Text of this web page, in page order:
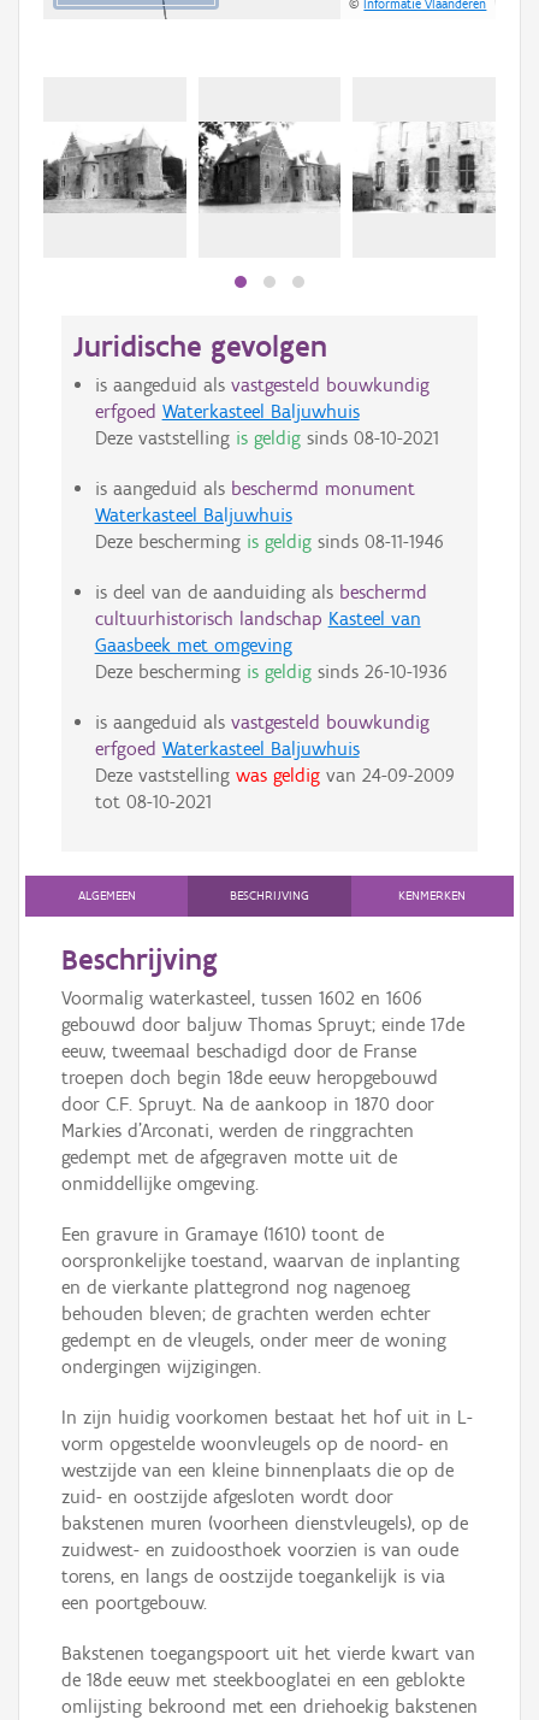
©Informatie Vlaanderen
Juridische gevolgen
is aangeduid als vastgesteld bouwkundig
erfgoed Waterkasteel Baljuwhuis
Deze vaststelling is geldigsinds 08-10-2021
is aangeduid als beschermd monument
Waterkasteel Baljuwhuis
Deze bescherming is geldigsinds 08-11-1946
is deel van de aanduiding als beschermd
cultuurhistorisch landschap Kasteel van
Gaasbeek met omgeving
Deze bescherming is geldigsinds 26-10-1936
is aangeduid als vastgesteld bouwkundig
erfgoed Waterkasteel Baljuwhuis
Deze vaststelling was geldigvan 24-09-2009
tot 08-10-2021
ALGEMEEN BESCHRIJVING KENMERKEN
Beschrijving
Voormalig waterkasteel, tussen 1602 en 1606
gebouwd door baljuw Thomas Spruyt; einde 17de
eeuw, tweemaal beschadigd door de Franse
troepen doch begin 18de eeuw heropgebouwd
door C.F. Spruyt. Na de aankoop in 1870 door
Markies d'Arconati, werden de ringgrachten
gedempt met de afgegraven motte uit de
onmiddellijke omgeving.
Een gravure in Gramaye (1610) toont de
oorspronkelijke toestand, waarvan de inplanting
en de vierkante plattegrond nog nagenoeg
behouden bleven; de grachten werden echter
gedempt en de vleugels, onder meer de woning
ondergingen wijzigingen.
In zijn huidig voorkomen bestaat het hof uit in L-
vorm opgestelde woonvleugels op de noord- en
westzijde van een kleine binnenplaats die op de
zuid- en oostzijde afgesloten wordt door
bakstenen muren (voorheen dienstvleugels), op de
zuidwest- en zuidoosthoek voorzien is van oude
torens, en langs de oostzijde toegankelijk is via
een poortgebouw.
Bakstenen toegangspoort uit het vierde kwart van
de 18de eeuw met steekbooglatei en een geblokte
omlijsting bekroond met een driehoekig bakstenen